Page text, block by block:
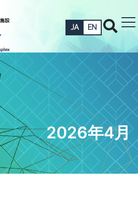
JA EN
2026年4月